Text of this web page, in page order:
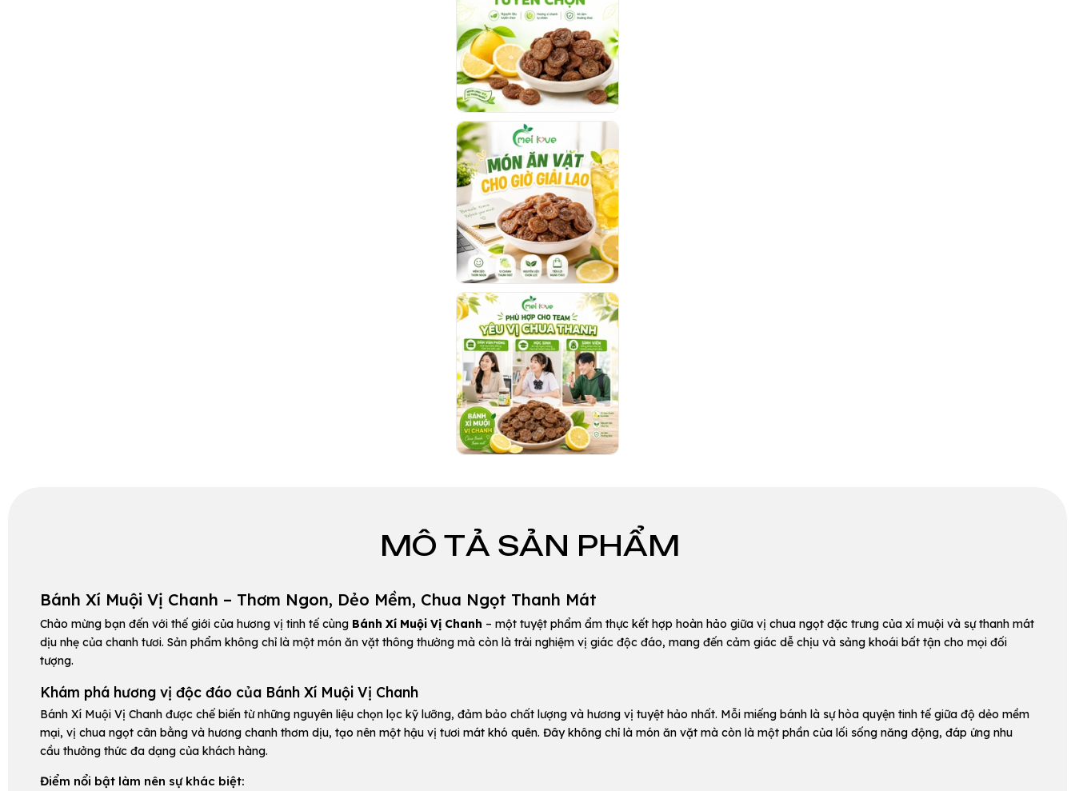
MÔ TẢ SẢN PHẨM
Bánh Xí Muội Vị Chanh – Thơm Ngon, Dẻo Mềm, Chua Ngọt Thanh Mát
Chào mừng bạn đến với thế giới của hương vị tinh tế cùng Bánh Xí Muội Vị Chanh – một tuyệt phẩm ẩm thực kết hợp hoàn hảo giữa vị chua ngọt đặc trưng của xí muội và sự thanh mát
dịu nhẹ của chanh tươi. Sản phẩm không chỉ là một món ăn vặt thông thường mà còn là trải nghiệm vị giác độc đáo, mang đến cảm giác dễ chịu và sảng khoái bất tận cho mọi đối
tượng.
Khám phá hương vị độc đáo của Bánh Xí Muội Vị Chanh
Bánh Xí Muội Vị Chanh được chế biến từ những nguyên liệu chọn lọc kỹ lưỡng, đảm bảo chất lượng và hương vị tuyệt hảo nhất. Mỗi miếng bánh là sự hòa quyện tinh tế giữa độ dẻo mềm
mại, vị chua ngọt cân bằng và hương chanh thơm dịu, tạo nên một hậu vị tươi mát khó quên. Đây không chỉ là món ăn vặt mà còn là một phần của lối sống năng động, đáp ứng nhu
cầu thưởng thức đa dạng của khách hàng.
Điểm nổi bật làm nên sự khác biệt: